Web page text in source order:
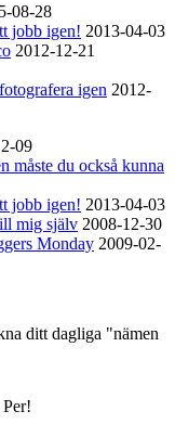
08-28
jobb igen! 2013-04-03
2012-12-21
igen 2012-
09
måste du också kunna
jobb igen! 2013-04-03
mig själv 2008-12-30
Monday 2009-02-
ditt dagliga "nämen